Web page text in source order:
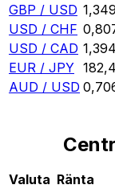
GBP / USD
USD / CHF
USD / CAD
EUR / JPY
AUD / USD
Valuta Ränta